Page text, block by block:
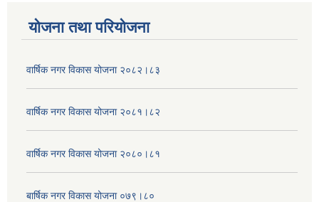
योजना तथा परियोजना
वार्षिक नगर विकास योजना २०८२।८३
वार्षिक नगर विकास योजना २०८१।८२
वार्षिक नगर विकास योजना २०८०।८१
बार्षिक नगर विकास योजना ०७९।८०